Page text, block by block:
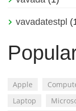
vavadatestpl
Apple
Laptop